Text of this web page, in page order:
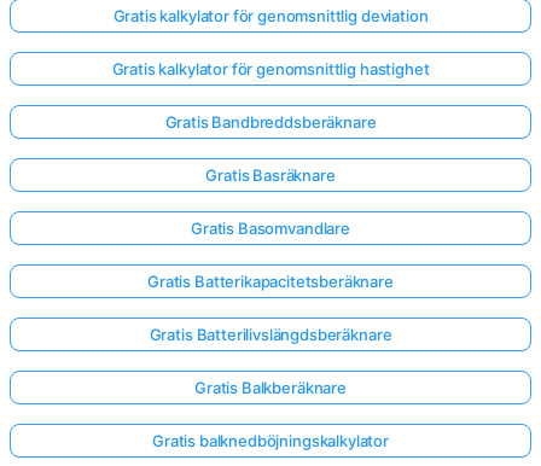
frågor
Ställ
din
första
fråga
Gratis kalkylator för genomsnittlig deviation
Gratis kalkylator för genomsnittlig hastighet
Gratis Bandbreddsberäknare
Gratis Basräknare
Gratis Basomvandlare
Gratis Batterikapacitetsberäknare
Gratis Batterilivslängdsberäknare
Gratis Balkberäknare
Gratis balknedböjningskalkylator